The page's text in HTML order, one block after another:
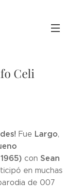
Celi
Fue Largo,
con Sean
en muchas
de 007